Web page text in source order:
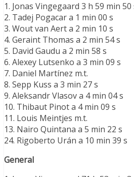
1. Jonas Vingegaard 3 h 59 min 50
2. Tadej Pogacar a 1 min 00 s
3. Wout van Aert a 2 min 10 s
4. Geraint Thomas a 2 min 54 s
5. David Gaudu a 2 min 58 s
6. Alexey Lutsenko a 3 min 09 s
7. Daniel Martínez m.t.
8. Sepp Kuss a 3 min 27 s
9. Aleksandr Vlasov a 4 min 04 s
10. Thibaut Pinot a 4 min 09 s
11. Louis Meintjes m.t.
13. Nairo Quintana a 5 min 22 s
24. Rigoberto Urán a 10 min 39 s
General